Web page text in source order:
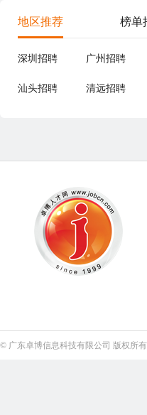
地区推荐 榜单
深圳招聘 广州招聘
汕头招聘 清远招聘
© 广东卓博信息科技有限公司 版权所有